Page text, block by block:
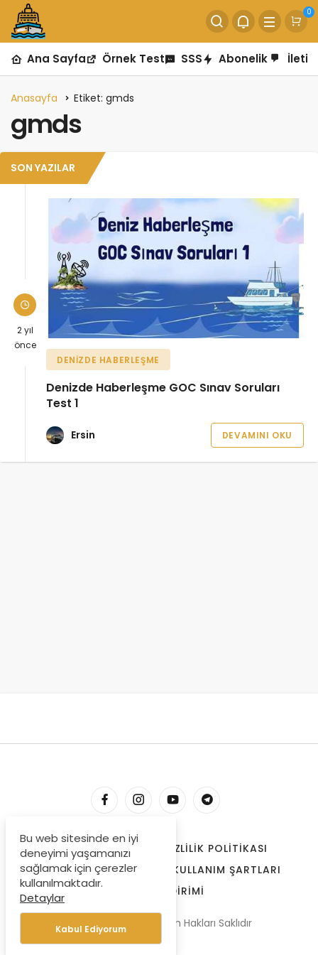
0
Ana Sayfa Örnek Test SSS Abonelik
Anasayfa Etiket: gmds
gmds
SON YAZILAR
2 yıl
önce
DENIZDE HABERLEŞME
Denizde Haberleşme GOC Sınav Soruları
Test 1
Ersin DEVAMINI OKU
HESABIM İLETIŞIM
GIZLILIK POLITIKASI
ÇEREZLER
BIZE ULAŞIN
KULLANIM ŞARTLARI
ÖDEME BILDIRIMI
© Copyright 2022, Tüm Hakları Saklıdır
Bu web sitesinde en iyi
deneyimi yaşamanızı
sağlamak için çerezler
kullanılmaktadır.
Detaylar
Kabul Ediyorum